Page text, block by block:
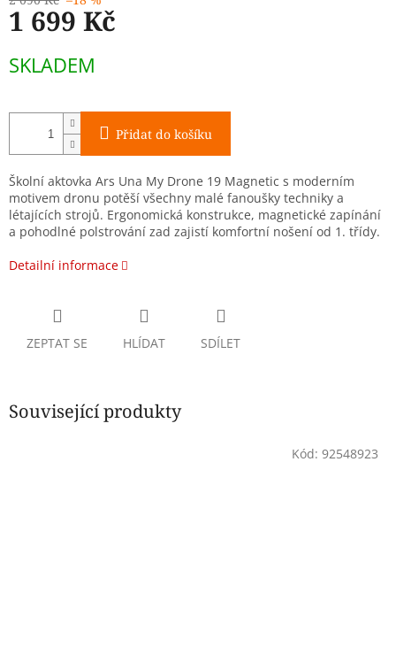
1 699 Kč
cena:
SKLADEM
Přidat do košíku
Školní aktovka Ars Una My Drone 19 Magnetic s moderním
motivem dronu potěší všechny malé fanoušky techniky a
létajících strojů. Ergonomická konstrukce, magnetické zapínání
a pohodlné polstrování zad zajistí komfortní nošení od 1. třídy.
Detailní informace
ZEPTAT SE HLÍDAT SDÍLET
Související produkty
Kód: 92548923